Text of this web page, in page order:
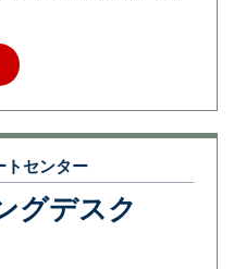
トセンター
グデスク